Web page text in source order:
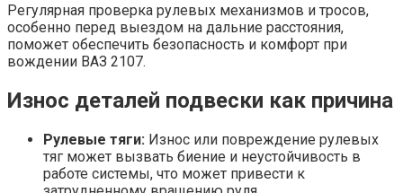
Регулярная проверка рулевых механизмов и тросов,
особенно перед выездом на дальние расстояния,
поможет обеспечить безопасность и комфорт при
вождении ВАЗ 2107.
Износ деталей подвески как причина
Рулевые тяги: Износ или повреждение рулевых
тяг может вызвать биение и неустойчивость в
работе системы, что может привести к